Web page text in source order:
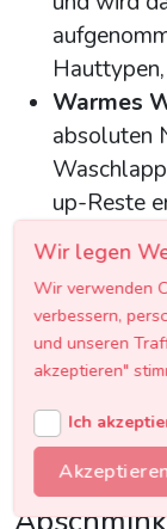
Warmes
absoluten
up-Reste
Wichtig:Auch
optimal zu
Kosten
Wir legen
Wir verwenden
verbessern,
und unseren
akzeptieren"
Ich